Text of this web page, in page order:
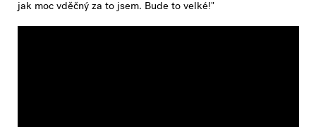
jak moc vděčný za to jsem. Bude to velké!"